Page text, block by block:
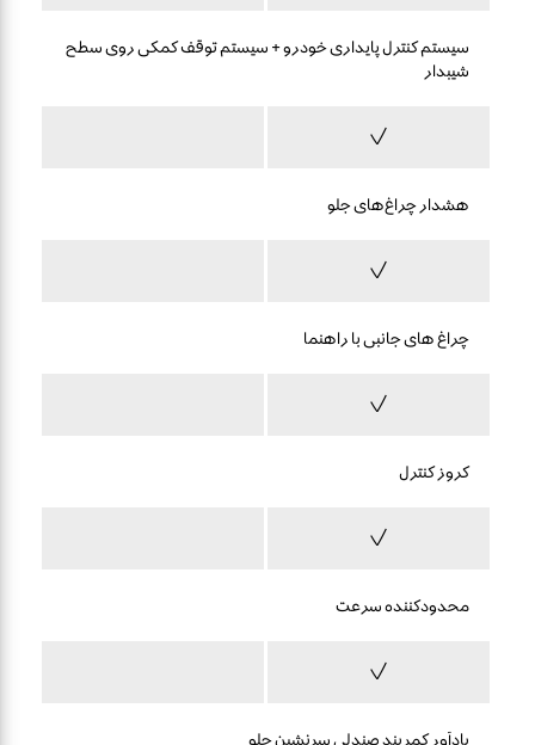
سیستم کنترل پایداری خودرو + سیستم توقف کمکی روی سطح
شیبدار
هشدار چراغ‌های جلو
چراغ های جانبی با راهنما
کروز کنترل
محدودکننده سرعت
یادآور کمربند صندلی سرنشین جلو